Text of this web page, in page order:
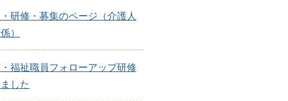
研修・募集のページ（介護人
）
福祉職員フォローアップ研修
した